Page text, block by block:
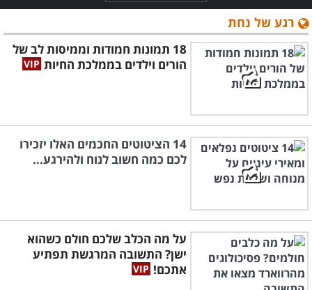
רגע של נחת
18 תמונות חמודות וממיסות לב של
הורים וילדים בממלכת החיות
14 הציטוטים החכמים האלו יזכירו
לכם כמה חשוב לנוח ולהירגע...
על מה הכלב שלכם חולם כשהוא
ישן? התשובה המרגשת תפתיע
אתכם!